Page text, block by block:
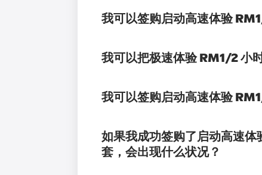
我可以签购启动高速体验
我可以把极速体验 RM1/2 小
我可以签购启动高速体验
如果我成功签购了启动高速
套，会出现什么状况？